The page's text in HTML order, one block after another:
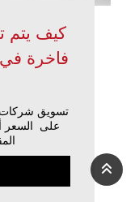
كيف يتم
تسويق شركات
على السعر